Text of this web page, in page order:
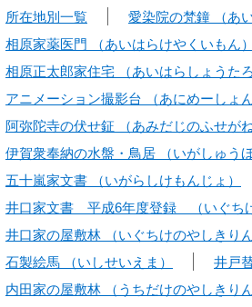
所在地別一覧
愛染院の梵鐘 （あ
相原家薬医門 （あいはらけやくいもん）
相原正太郎家住宅 （あいはらしょうた
アニメーション撮影台 （あにめーしょ
阿弥陀寺の伏せ鉦 （あみだじのふせがね
伊賀衆奉納の水盤・鳥居 （いがしゅう
五十嵐家文書 （いがらしけもんじょ）
井口家文書 平成6年度登録 （いぐちけ
井口家の屋敷林 （いぐちけのやしきりん
石製絵馬 （いしせいえま）
井戸
内田家の屋敷林 （うちだけのやしきりん